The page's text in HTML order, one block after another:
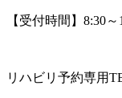
【受付時間】8:30
リハビリ予約専用